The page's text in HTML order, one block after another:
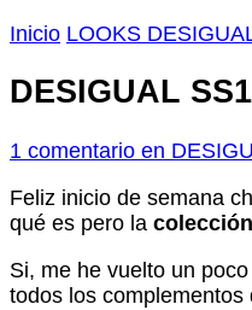
Inicio LOOKS
DESIGUAL
1 comentario en
Feliz inicio de semana
qué es pero la
Si, me he vuelto un
todos los